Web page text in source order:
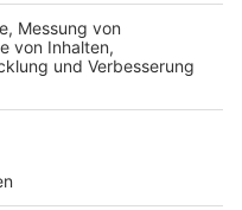
Garten